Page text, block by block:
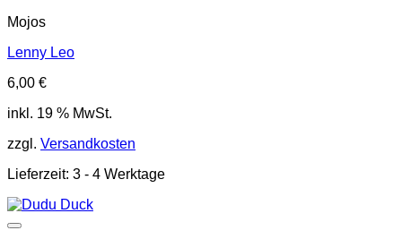
Mojos
Lenny Leo
6,00 €
inkl. 19 % MwSt.
zzgl. Versandkosten
Lieferzeit: 3 - 4 Werktage